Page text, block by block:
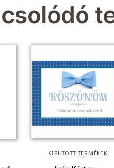
KIFUTOTT TERMÉKEK